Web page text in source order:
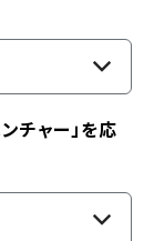
チャー」を応